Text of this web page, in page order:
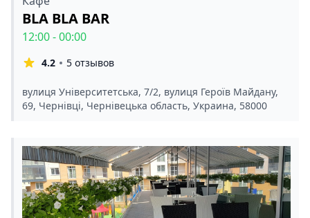
BLA BLA BAR
12:00 - 00:00
4.2 5 отзывов
вулиця Університетська, 7/2, вулиця Героїв Майдану,
69, Чернівці, Чернівецька область, Украина, 58000